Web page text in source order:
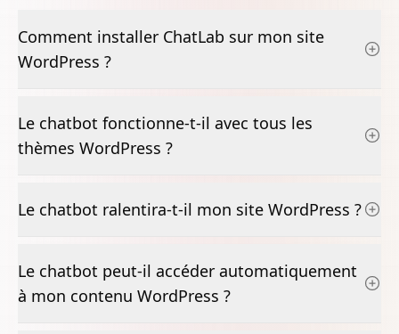
Comment installer ChatLab sur mon site
WordPress ?
Le chatbot fonctionne-t-il avec tous les
thèmes WordPress ?
Le chatbot ralentira-t-il mon site WordPress ?
Le chatbot peut-il accéder automatiquement
à mon contenu WordPress ?